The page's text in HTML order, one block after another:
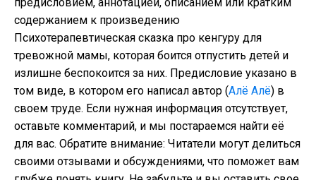
содержанием к произведению
Психотерапевтическая сказка про кенгуру для
тревожной мамы, которая боится отпустить детей и
излишне беспокоится за них. Предисловие указано в
том виде, в котором его написал автор (Алё Алё) в
своем труде. Если нужная информация отсутствует,
оставьте комментарий, и мы постараемся найти её
для вас. Обратите внимание: Читатели могут делиться
своими отзывами и обсуждениями, что поможет вам